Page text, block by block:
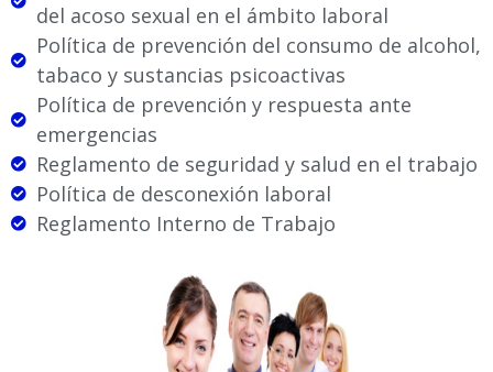
del acoso sexual en el ámbito laboral
Política de prevención del consumo de alcohol,
tabaco y sustancias psicoactivas
Política de prevención y respuesta ante
emergencias
Reglamento de seguridad y salud en el trabajo
Política de desconexión laboral
Reglamento Interno de Trabajo